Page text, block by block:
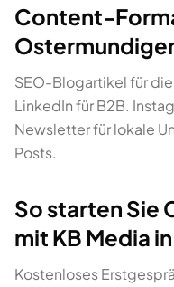
Content-
SEO-Blogartikel für
LinkedIn für B2B.
Newsletter für lokale
Posts.
So starten
mit KB Media
Kostenloses